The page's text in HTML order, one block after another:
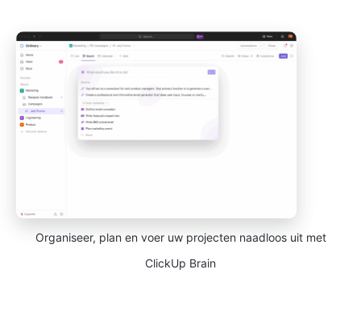
Organiseer, plan en voer uw projecten naadloos uit met
ClickUp Brain